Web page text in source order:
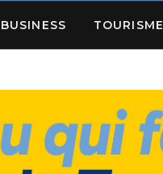
BUSINESS TOURISME